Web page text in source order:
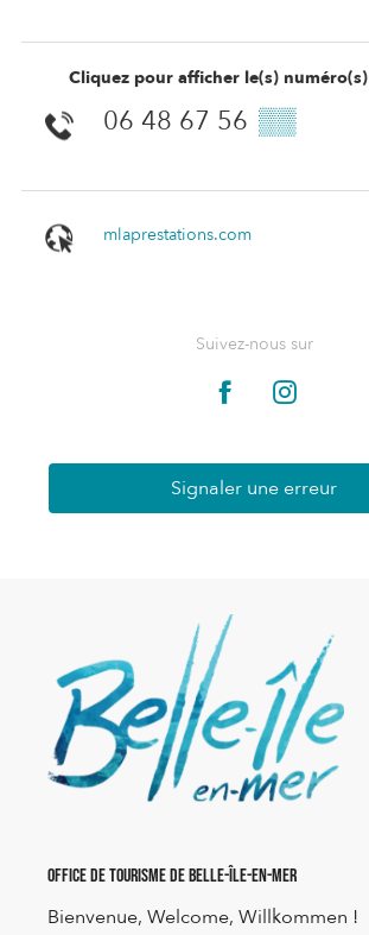
Cliquez pour afficher le(s) numéro(s)
06 48 67 56 ▒▒
mlaprestations.com
Suivez-nous sur
Signaler une erreur
Office de Tourisme de Belle-Île-en-Mer
Bienvenue, Welcome, Willkommen !